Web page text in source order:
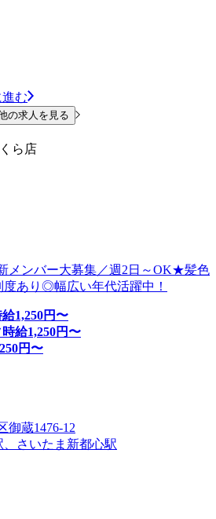
む
の求人を見る
ら店
メンバー大募集／週2日～OK★髪色
あり◎幅広い年代活躍中！
給1,250円〜
時給1,250円〜
円〜
御蔵1476-12
さいたま新都心駅